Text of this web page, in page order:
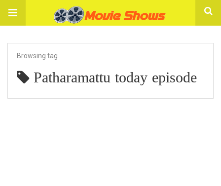
Browsing tag
Patharamattu today episode